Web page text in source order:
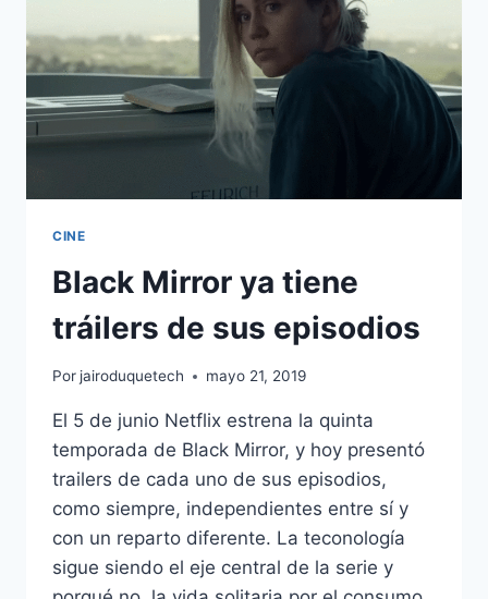
DISNEY+
CINE
Black Mirror ya tiene
tráilers de sus episodios
Por jairoduquetech mayo 21, 2019
El 5 de junio Netflix estrena la quinta
temporada de Black Mirror, y hoy presentó
trailers de cada uno de sus episodios,
como siempre, independientes entre sí y
con un reparto diferente. La teconología
sigue siendo el eje central de la serie y